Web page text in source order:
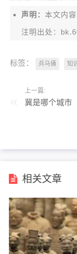
声明： 本文内
注明出处：
标签： 兵马俑 知
上一篇:
冀是哪个城市
相关文章